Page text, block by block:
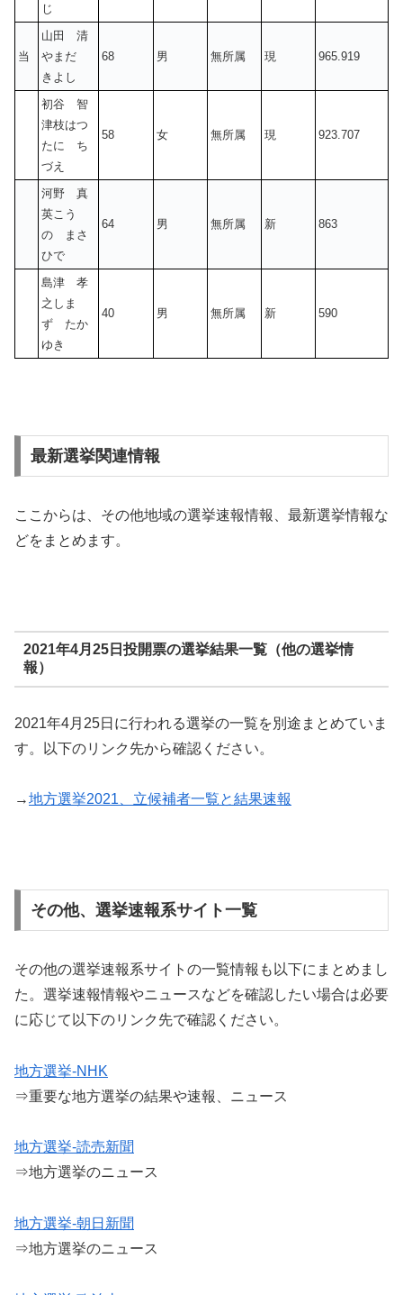
じ
当
山田 清
やまだ
きよし
68 男 無所属 現 965.919
初谷 智
津枝はつ
たに ち
づえ
58 女 無所属 現 923.707
河野 真
英こう
の まさ
ひで
64 男 無所属 新 863
島津 孝
之しま
ず たか
ゆき
40 男 無所属 新 590
最新選挙関連情報
ここからは、その他地域の選挙速報情報、最新選挙情報な
どをまとめます。
2021年4月25日投開票の選挙結果一覧（他の選挙情
報）
2021年4月25日に行われる選挙の一覧を別途まとめていま
す。以下のリンク先から確認ください。
→地方選挙2021、立候補者一覧と結果速報
その他、選挙速報系サイト一覧
その他の選挙速報系サイトの一覧情報も以下にまとめまし
た。選挙速報情報やニュースなどを確認したい場合は必要
に応じて以下のリンク先で確認ください。
地方選挙-NHK
⇒重要な地方選挙の結果や速報、ニュース
地方選挙-読売新聞
⇒地方選挙のニュース
地方選挙-朝日新聞
⇒地方選挙のニュース